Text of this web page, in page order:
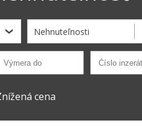
Nehnuteľnosti
cena